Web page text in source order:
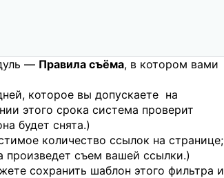
— Правила съёма, в котором вами
которое вы допускаете на
этого срока система проверит
будет снята.)
количество ссылок на странице;
произведет съем вашей ссылки.)
сохранить шаблон этого фильтра